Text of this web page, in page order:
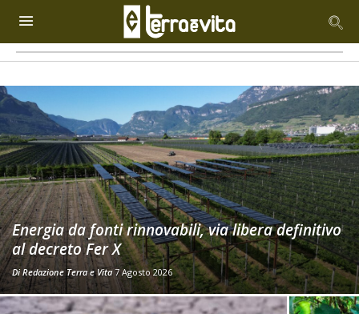
Energia da fonti rinnovabili, via libera definitivo
al decreto Fer X
Di Redazione Terra e Vita 7 Agosto 2026